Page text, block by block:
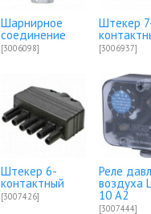
Шарнирное
соединение
[3006098]
Штекер
[3006937]
Штекер 6-
контактный
[3007426]
Реле
воздуха
10 A2
[3007444]